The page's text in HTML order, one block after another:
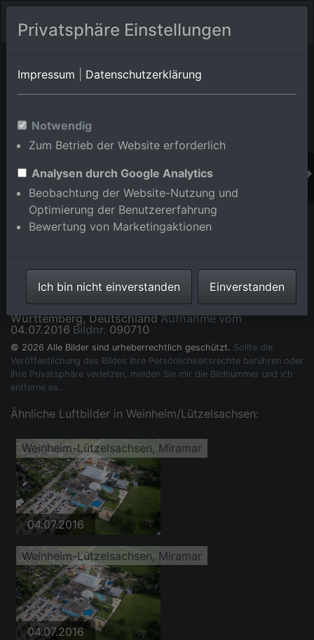
Orts-Album von Weinheim/Lützelsachsen
Württemberg,Deutschland
Im Shop bestellen
Weinheim-Lützelsachsen, im Bundesland Baden-
Württemberg, DeutschlandAufnahme vom
04.07.2016 Bildnr. 090710
© 2026 Alle Bilder sind urheberrechtlich geschützt. Sollte die
Veröffentlichung des Bildes Ihre Persönlichkeitsrechte berühren oder
Ihre Privatsphäre verletzen, melden Sie mir die Bildnummer und ich
entferne es.
Ähnliche Luftbilder in Weinheim/Lützelsachsen:
Weinheim-Lützelsachsen, Miramar
04.07.2016
Weinheim-Lützelsachsen, Miramar
04.07.2016
Privatsphäre Einstellungen
Impressum Datenschutzerklärung
Notwendig
Zum Betrieb der Website erforderlich
Analysen durch Google Analytics
Beobachtung der Website-Nutzung und
Optimierung der Benutzererfahrung
Bewertung von Marketingaktionen
Ich bin nicht einverstanden Einverstanden